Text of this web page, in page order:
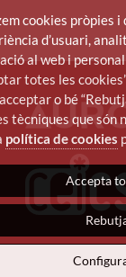
cookies pròpies
d’usuari,
al web i
totes les
o bé
tècniques que són
política de cookies
Accepta